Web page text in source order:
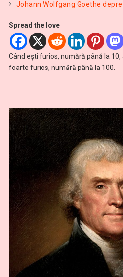
Johann Wolfgang Goethe
Spread the love
Când eşti furios, numără până la 10,
foarte furios, numără până la 100.